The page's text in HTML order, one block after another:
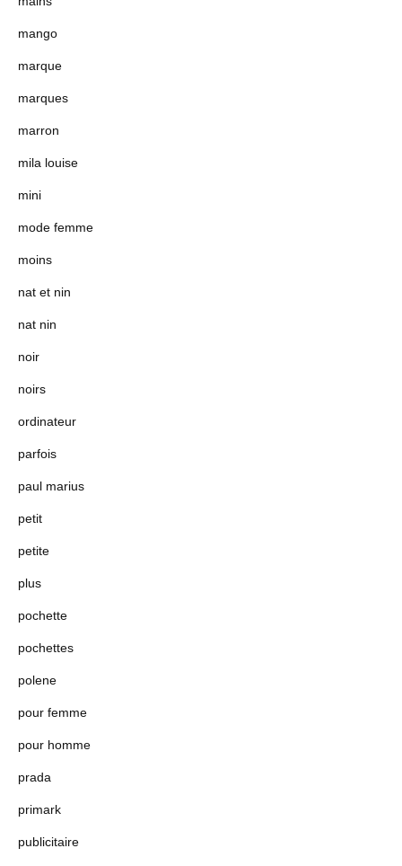
mango
marque
marques
marron
mila louise
mini
mode femme
moins
nat et nin
nat nin
noir
noirs
ordinateur
parfois
paul marius
petit
petite
plus
pochette
pochettes
polene
pour femme
pour homme
prada
primark
publicitaire